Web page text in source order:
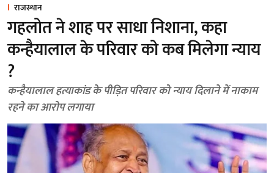
राजस्थान
गहलोत ने शाह पर साधा निशाना, कहा
कन्हैयालाल के परिवार को कब मिलेगा न्याय
?
कन्हैयालाल हत्याकांड के पीड़ित परिवार को न्याय दिलाने में नाकाम
रहने का आरोप लगाया